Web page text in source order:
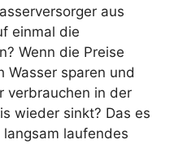
aus
einmal die
Wenn die Preise
Wasser sparen und
verbrauchen in der
wieder sinkt? Das es
laufendes